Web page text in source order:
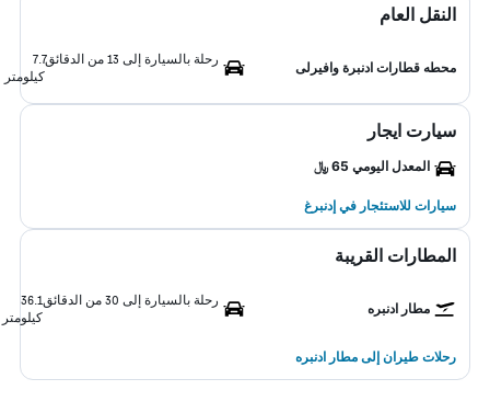
النقل العام
محطه قطارات ادنبرة وافيرلى
رحلة بالسيارة إلى 13 من الدقائق
7.7
كيلومتر
سيارت ايجار
المعدل اليومي 65 ﷼
سيارات للاستئجار في إدنبرغ
المطارات القريبة
مطار ادنبره
رحلة بالسيارة إلى 30 من الدقائق
36.1
كيلومتر
رحلات طيران إلى مطار ادنبره